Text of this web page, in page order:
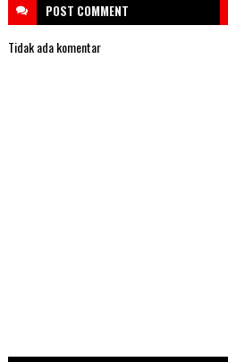
POST COMMENT
Tidak ada komentar